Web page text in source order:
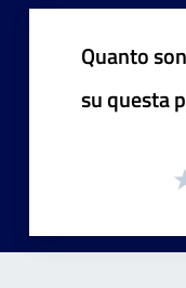
Quanto
su questa